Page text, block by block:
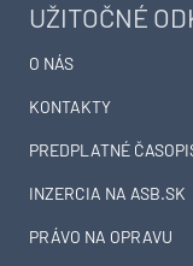
UŽITOČNÉ
O NÁS
KONTAKTY
PREDPLATNÉ
INZERCIA NA ASB.SK
PRÁVO NA OPRAVU